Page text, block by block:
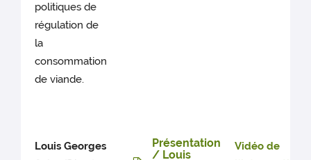
politiques de
régulation de
la
consommation
de viande.
Louis Georges
Présentation
/ Louis
Vidéo de